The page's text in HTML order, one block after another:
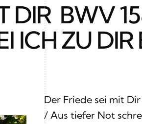
DIR  BWV
ICH ZU
Der Friede sei mit
/ Aus tiefer Not